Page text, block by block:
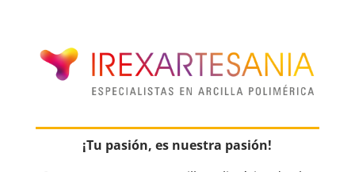
¡Tu pasión, es nuestra pasión!